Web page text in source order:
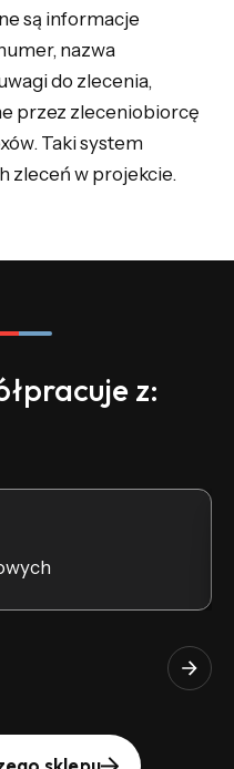
są informacje
nazwa
do zlecenia,
przez zleceniobiorcę
Taki system
zleceń w projekcie.
z: